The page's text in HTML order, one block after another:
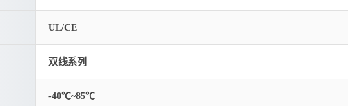
UL/CE
双线系列
-40℃~85℃